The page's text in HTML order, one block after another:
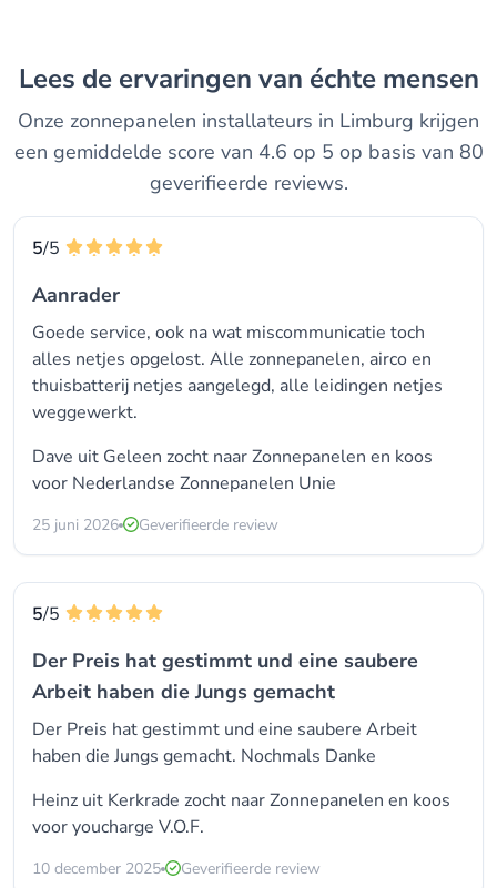
Lees de ervaringen van échte mensen
Onze zonnepanelen installateurs in Limburg krijgen
een gemiddelde score van 4.6 op 5 op basis van 80
geverifieerde reviews.
5/5
Aanrader
Goede service, ook na wat miscommunicatie toch
alles netjes opgelost. Alle zonnepanelen, airco en
thuisbatterij netjes aangelegd, alle leidingen netjes
weggewerkt.
Dave uit Geleen zocht naar Zonnepanelen en koos
voor Nederlandse Zonnepanelen Unie
25 juni 2026 Geverifieerde review
5/5
Der Preis hat gestimmt und eine saubere
Arbeit haben die Jungs gemacht
Der Preis hat gestimmt und eine saubere Arbeit
haben die Jungs gemacht. Nochmals Danke
Heinz uit Kerkrade zocht naar Zonnepanelen en koos
vooryoucharge V.O.F.
10 december 2025 Geverifieerde review